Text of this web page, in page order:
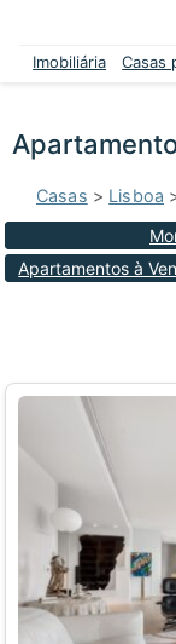
Imobiliária
Casas > Lisboa
Apartamentos à